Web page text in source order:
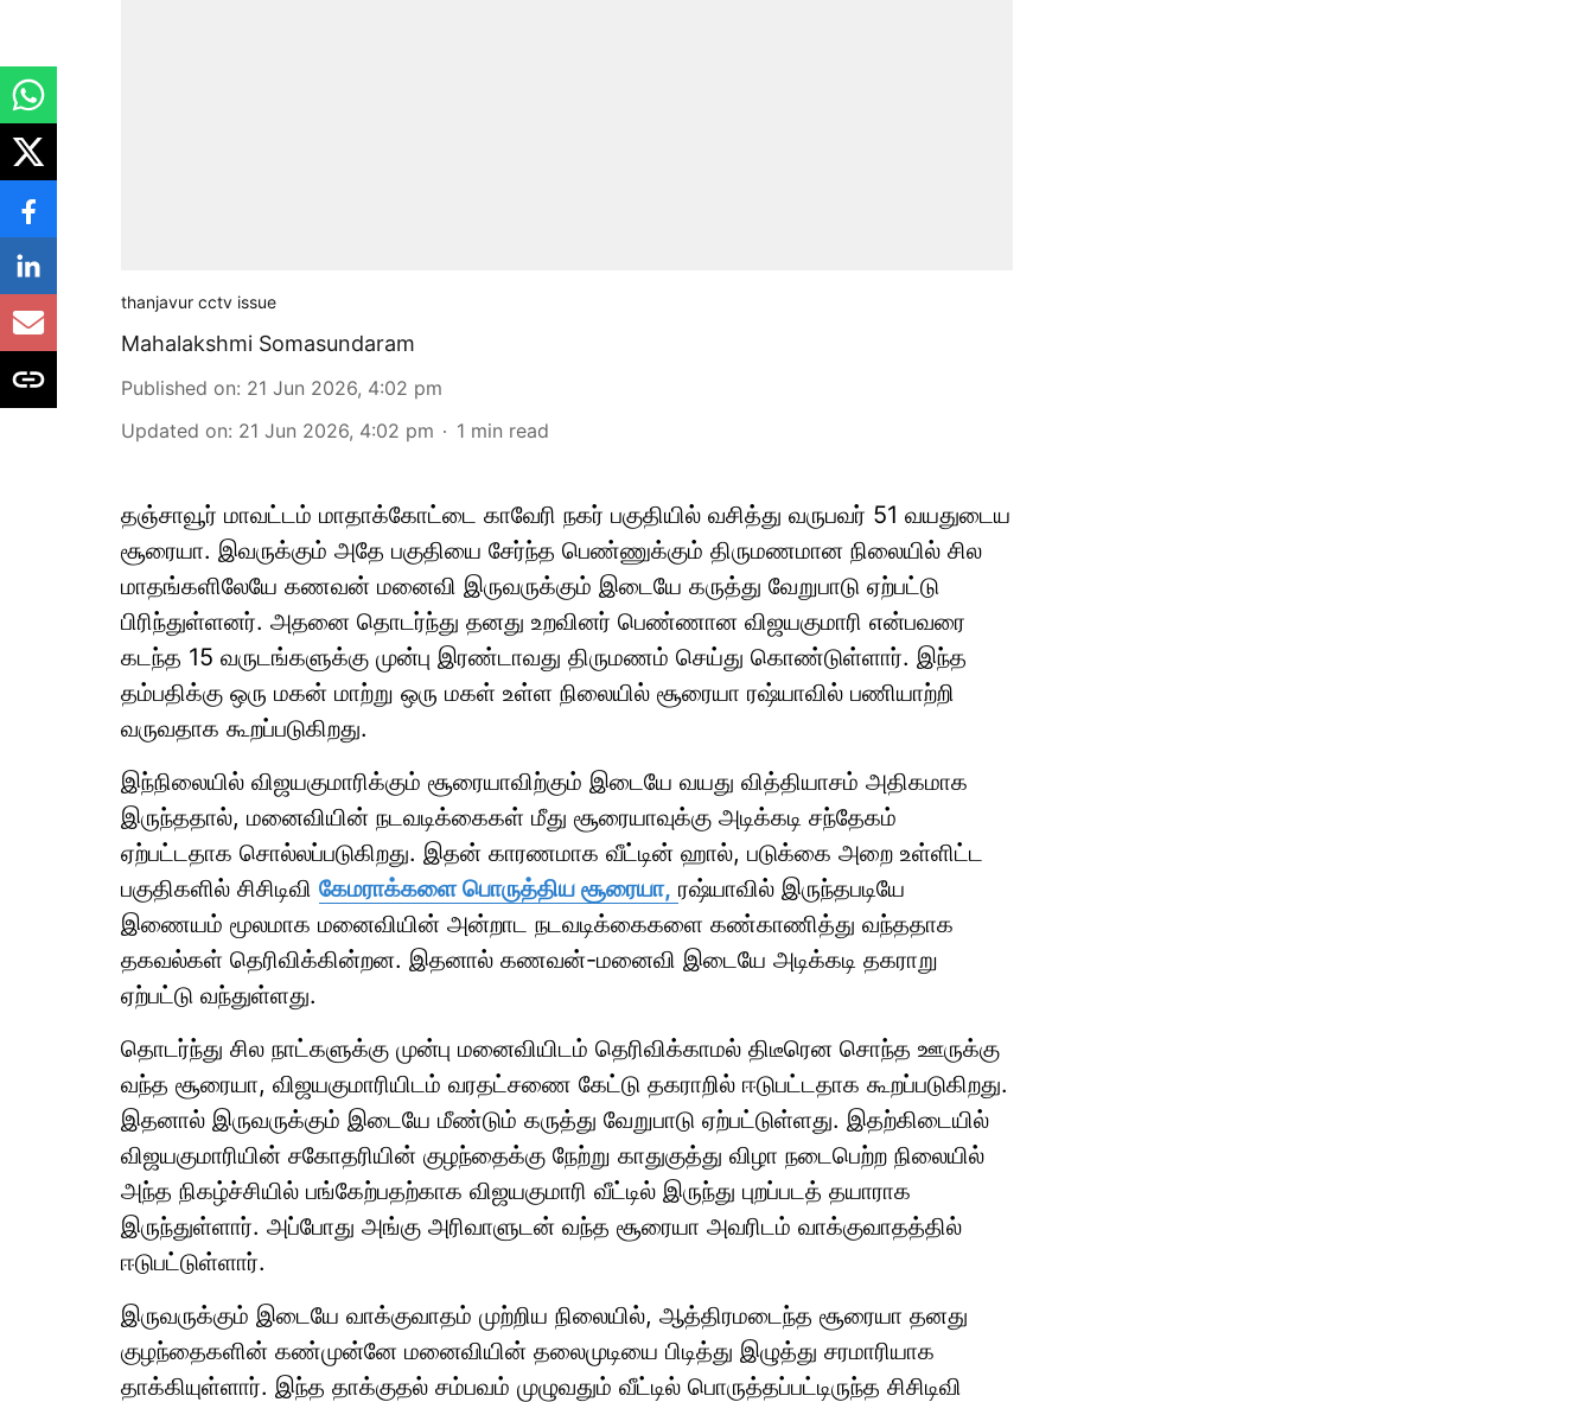
thanjavur cctv issue
Mahalakshmi Somasundaram
Published on: 21 Jun 2026, 4:02 pm
Updated on: 21 Jun 2026, 4:02 pm 1 min read
தஞ்சாவூர் மாவட்டம் மாதாக்கோட்டை காவேரி நகர் பகுதியில் வசித்து வருபவர் 51 வயதுடைய
சூரையா. இவருக்கும் அதே பகுதியை சேர்ந்த பெண்ணுக்கும் திருமணமான நிலையில் சில
மாதங்களிலேயே கணவன் மனைவி இருவருக்கும் இடையே கருத்து வேறுபாடு ஏற்பட்டு
பிரிந்துள்ளனர். அதனை தொடர்ந்து தனது உறவினர் பெண்ணான விஜயகுமாரி என்பவரை
கடந்த 15 வருடங்களுக்கு முன்பு இரண்டாவது திருமணம் செய்து கொண்டுள்ளார். இந்த
தம்பதிக்கு ஒரு மகன் மாற்று ஒரு மகள் உள்ள நிலையில் சூரையா ரஷ்யாவில் பணியாற்றி
வருவதாக கூறப்படுகிறது.
இந்நிலையில் விஜயகுமாரிக்கும் சூரையாவிற்கும் இடையே வயது வித்தியாசம் அதிகமாக
இருந்ததால், மனைவியின் நடவடிக்கைகள் மீது சூரையாவுக்கு அடிக்கடி சந்தேகம்
ஏற்பட்டதாக சொல்லப்படுகிறது. இதன் காரணமாக வீட்டின் ஹால், படுக்கை அறை உள்ளிட்ட
பகுதிகளில் சிசிடிவி கேமராக்களை பொருத்திய சூரையா, ரஷ்யாவில் இருந்தபடியே
இணையம் மூலமாக மனைவியின் அன்றாட நடவடிக்கைகளை கண்காணித்து வந்ததாக
தகவல்கள் தெரிவிக்கின்றன. இதனால் கணவன்-மனைவி இடையே அடிக்கடி தகராறு
ஏற்பட்டு வந்துள்ளது.
தொடர்ந்து சில நாட்களுக்கு முன்பு மனைவியிடம் தெரிவிக்காமல் திடீரென சொந்த ஊருக்கு
வந்த சூரையா, விஜயகுமாரியிடம் வரதட்சணை கேட்டு தகராறில் ஈடுபட்டதாக கூறப்படுகிறது.
இதனால் இருவருக்கும் இடையே மீண்டும் கருத்து வேறுபாடு ஏற்பட்டுள்ளது. இதற்கிடையில்
விஜயகுமாரியின் சகோதரியின் குழந்தைக்கு நேற்று காதுகுத்து விழா நடைபெற்ற நிலையில்
அந்த நிகழ்ச்சியில் பங்கேற்பதற்காக விஜயகுமாரி வீட்டில் இருந்து புறப்படத் தயாராக
இருந்துள்ளார். அப்போது அங்கு அரிவாளுடன் வந்த சூரையா அவரிடம் வாக்குவாதத்தில்
ஈடுபட்டுள்ளார்.
இருவருக்கும் இடையே வாக்குவாதம் முற்றிய நிலையில், ஆத்திரமடைந்த சூரையா தனது
குழந்தைகளின் கண்முன்னே மனைவியின் தலைமுடியை பிடித்து இழுத்து சரமாரியாக
தாக்கியுள்ளார். இந்த தாக்குதல் சம்பவம் முழுவதும் வீட்டில் பொருத்தப்பட்டிருந்த சிசிடிவி